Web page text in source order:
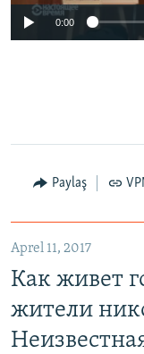
0:00
Paylaş
Aprel 11, 2017
Как живет
жители